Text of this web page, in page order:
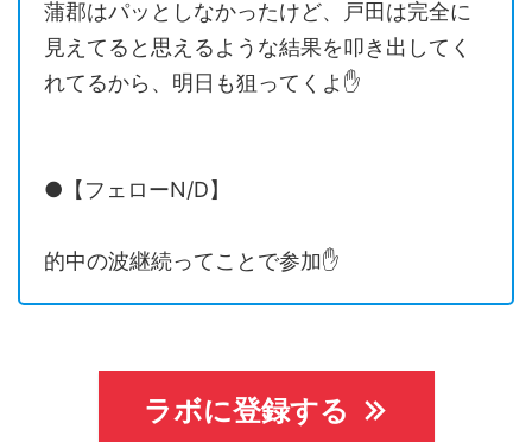
蒲郡はパッとしなかったけど、戸田は完全に
見えてると思えるような結果を叩き出してく
れてるから、明日も狙ってくよ✋
●【フェローN/D】
的中の波継続ってことで参加✋
ラボに登録する